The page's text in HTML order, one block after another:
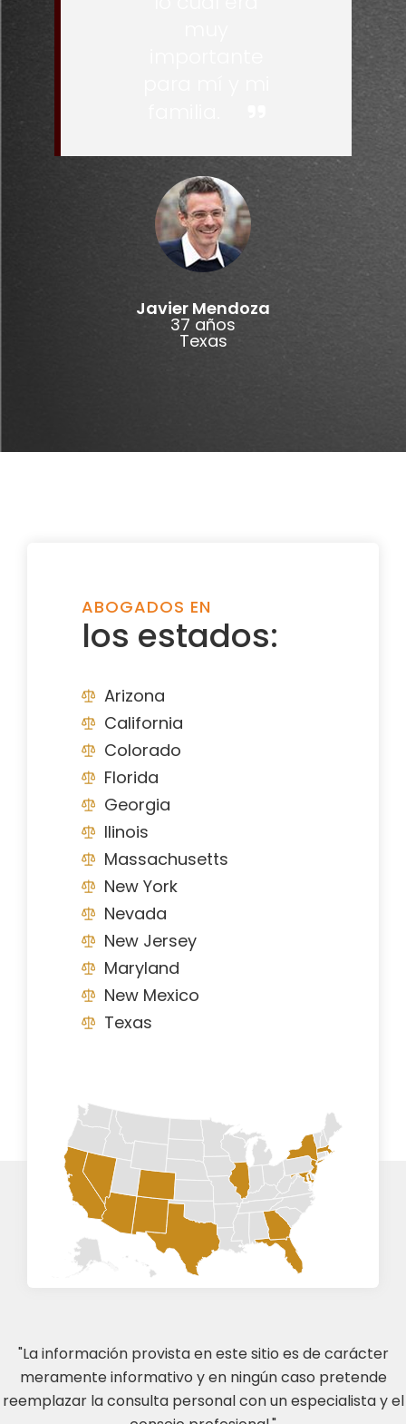
Javier Mendoza
37 años
Texas
ABOGADOS EN
los estados:
Arizona
California
Colorado
Florida
Georgia
Ilinois
Massachusetts
New York
Nevada
New Jersey
Maryland
New Mexico
Texas
"La información provista en este sitio es de carácter
meramente informativo y en ningún caso pretende
reemplazar la consulta personal con un especialista y el